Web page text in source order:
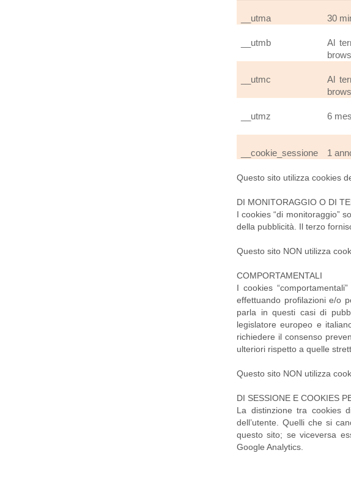
__utma 30
__utmb
Al
__utmc
Al
__utmz 6
__cookie_sessione 1
Questo sito utilizza cookies
DI MONITORAGGIO O DI
I cookies “di monitoraggio”
della pubblicità. Il terzo
Questo sito NON utilizza
COMPORTAMENTALI
I cookies
effettuando profilazioni e/o
parla in questi casi di
legislatore europeo e
richiedere il consenso
ulteriori rispetto a quelle
Questo sito NON utilizza
DI SESSIONE E COOKIES
La distinzione tra cookies
dell’utente. Quelli che si
questo sito; se viceversa
Google Analytics.